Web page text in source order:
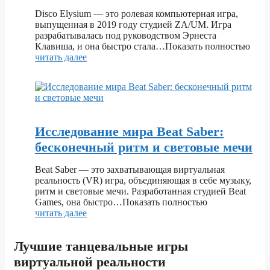
Disco Elysium — это ролевая компьютерная игра,
выпущенная в 2019 году студией ZA/UM. Игра
разрабатывалась под руководством Эрнеста
Клавиша, и она быстро стала…Показать полностью
читать далее
Исследование мира Beat Saber:
бесконечный ритм и световые мечи
Beat Saber — это захватывающая виртуальная
реальность (VR) игра, объединяющая в себе музыку,
ритм и световые мечи. Разработанная студией Beat
Games, она быстро…Показать полностью
читать далее
Лучшие танцевальные игры
виртуальной реальности